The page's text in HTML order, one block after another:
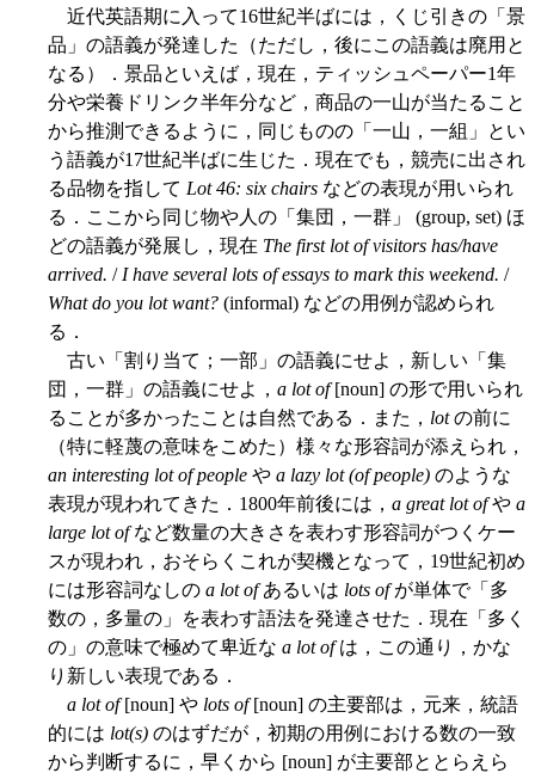
近代英語期に入って16世紀半ばには，くじ引きの「景
品」の語義が発達した（ただし，後にこの語義は廃用と
なる）．景品といえば，現在，ティッシュペーパー1年
分や栄養ドリンク半年分など，商品の一山が当たること
から推測できるように，同じものの「一山，一組」とい
う語義が17世紀半ばに生じた．現在でも，競売に出され
る品物を指して Lot 46: six chairs などの表現が用いられ
る．ここから同じ物や人の「集団，一群」 (group, set) ほ
どの語義が発展し，現在 The first lot of visitors has/have
arrived. / I have several lots of essays to mark this weekend. /
What do you lot want? (informal) などの用例が認められ
る．
古い「割り当て；一部」の語義にせよ，新しい「集
団，一群」の語義にせよ， a lot of[noun] の形で用いられ
ることが多かったことは自然である．また， lotの前に
（特に軽蔑の意味をこめた）様々な形容詞が添えられ，
an interesting lot of people や a lazy lot (of people) のような
表現が現われてきた．1800年前後には， a great lot ofや a
large lot ofなど数量の大きさを表わす形容詞がつくケー
スが現われ，おそらくこれが契機となって，19世紀初め
には形容詞なしの a lot ofあるいは lots ofが単体で「多
数の，多量の」を表わす語法を発達させた．現在「多く
の」の意味で極めて卑近な a lot ofは，この通り，かな
り新しい表現である．
a lot of[noun] や lots of[noun] の主要部は，元来，統語
的には lot(s) のはずだが，初期の用例における数の一致
から判断するに，早くから [noun] が主要部ととらえら